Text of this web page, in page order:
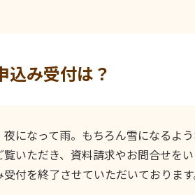
込み受付は？
になって雨。もちろん雪になるよう
いただき、資料請求やお問合せを
付を終了させていただいておりま